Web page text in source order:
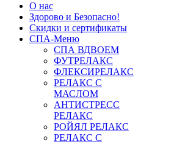
О нас
Здорово и Безопасно!
Скидки и сертификаты
СПА-Меню
СПА ВДВОЕМ
ФУТРЕЛАКС
ФЛЕКСИРЕЛАКС
РЕЛАКС С
МАСЛОМ
АНТИСТРЕСС
РЕЛАКС
РОЙЯЛ РЕЛАКС
РЕЛАКС С